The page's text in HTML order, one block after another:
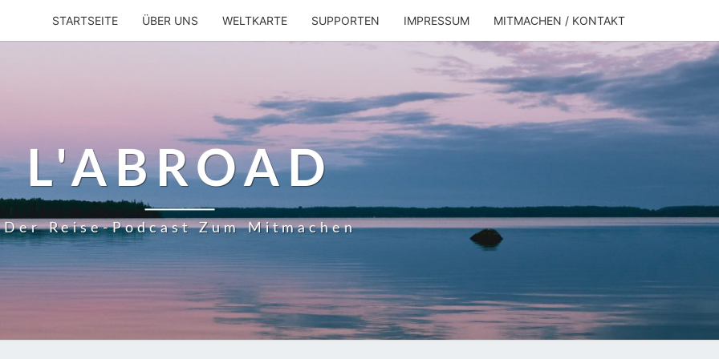
STARTSEITE ÜBER UNS WELTKARTE SUPPORTEN IMPRESSUM MITMACHEN / KONTAKT
L'ABROAD
Der Reise-Podcast Zum Mitmachen